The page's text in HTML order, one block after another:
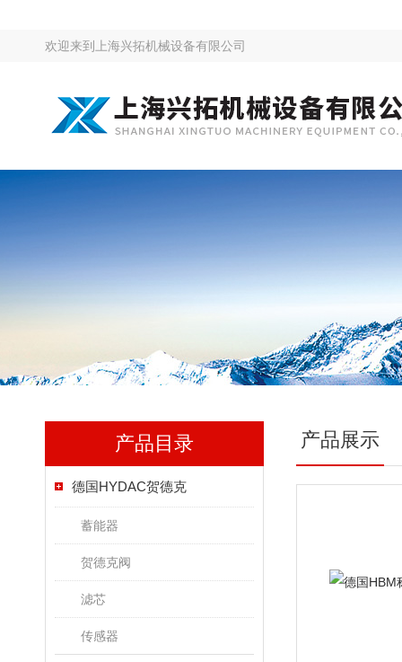
欢迎来到 上海兴拓机械设备有限公司
产品目录
德国HYDAC贺德克
蓄能器
贺德克阀
滤芯
传感器
产品展示